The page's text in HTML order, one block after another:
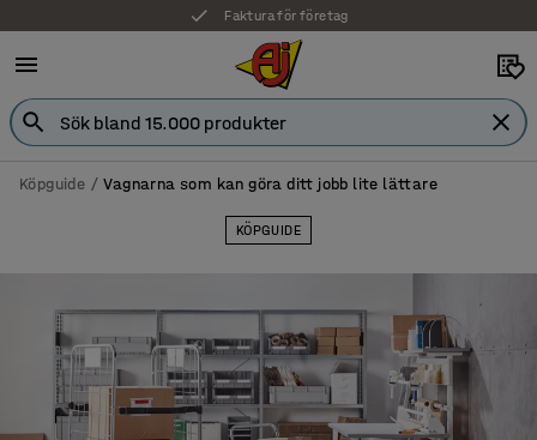
7 års garanti
Köpguide Vagnarna som kan göra ditt jobb lite lättare
KÖPGUIDE